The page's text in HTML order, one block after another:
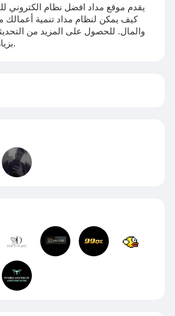
يقدم موقع مداد افضل نظام الكتروني
كيف يمكن لنظام مداد تنمية أعمالك
والمال. للحصول على المزيد من
بزيارة موقعنا الالكتروني.